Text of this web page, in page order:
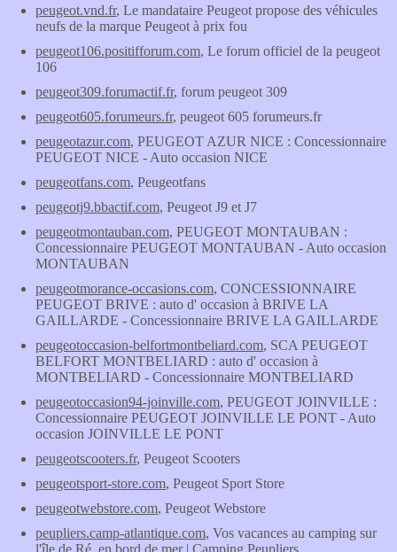
peugeot.vnd.fr, Le mandataire Peugeot propose des véhicules
neufs de la marque Peugeot à prix fou
peugeot106.positifforum.com, Le forum officiel de la peugeot
106
peugeot309.forumactif.fr, forum peugeot 309
peugeot605.forumeurs.fr, peugeot 605 forumeurs.fr
peugeotazur.com, PEUGEOT AZUR NICE : Concessionnaire
PEUGEOT NICE - Auto occasion NICE
peugeotfans.com, Peugeotfans
peugeotj9.bbactif.com, Peugeot J9 et J7
peugeotmontauban.com, PEUGEOT MONTAUBAN :
Concessionnaire PEUGEOT MONTAUBAN - Auto occasion
MONTAUBAN
peugeotmorance-occasions.com, CONCESSIONNAIRE
PEUGEOT BRIVE : auto d' occasion à BRIVE LA
GAILLARDE - Concessionnaire BRIVE LA GAILLARDE
peugeotoccasion-belfortmontbeliard.com, SCA PEUGEOT
BELFORT MONTBELIARD : auto d' occasion à
MONTBELIARD - Concessionnaire MONTBELIARD
peugeotoccasion94-joinville.com, PEUGEOT JOINVILLE :
Concessionnaire PEUGEOT JOINVILLE LE PONT - Auto
occasion JOINVILLE LE PONT
peugeotscooters.fr, Peugeot Scooters
peugeotsport-store.com, Peugeot Sport Store
peugeotwebstore.com, Peugeot Webstore
peupliers.camp-atlantique.com, Vos vacances au camping sur
l'île de Ré, en bord de mer | Camping Peupliers